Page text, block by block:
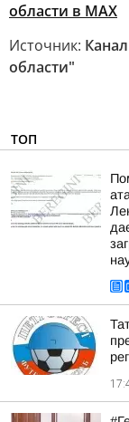
области в MAX
Источник:
области"
ТОП